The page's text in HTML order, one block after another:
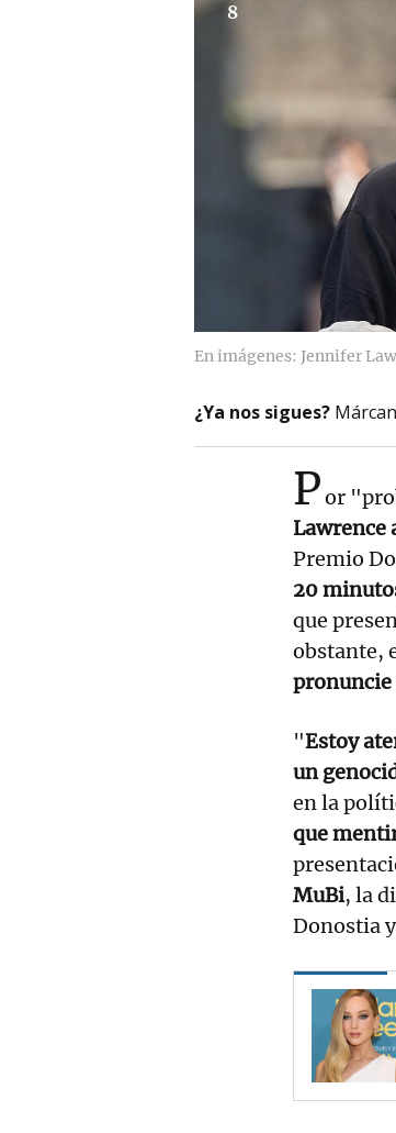
8
En imágenes: Jennifer
¿Ya nos sigues?
Por
Lawrence
Premio
20
que
obstante,
pronuncie
"Estoy
un
en la
que
MuBi, la
Donostia